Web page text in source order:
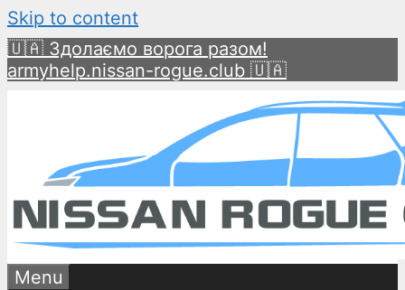
Skip to content
🇺🇦 Здолаємо ворога разом!
armyhelp.nissan-rogue.club 🇺🇦
Menu